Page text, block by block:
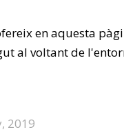
en aquesta
al voltant de
2019